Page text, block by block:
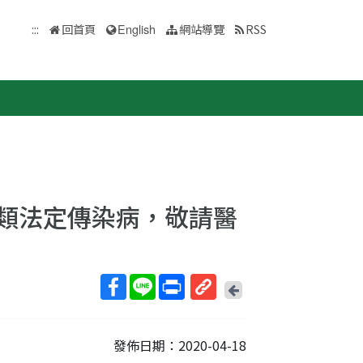
::: 回首頁 English 網站導覽 RSS
法定傳染病，敬請醫
短
回
上
頁
發佈日期：2020-04-18